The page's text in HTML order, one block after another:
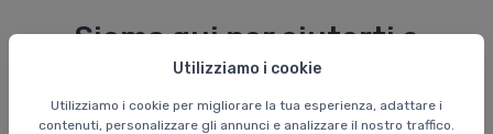
Utilizziamo i cookie
Utilizziamo i cookie per migliorare la tua esperienza, adattare i
contenuti, personalizzare gli annunci e analizzare il nostro traffico.
Siamo qui per aiutarti e
guidarti